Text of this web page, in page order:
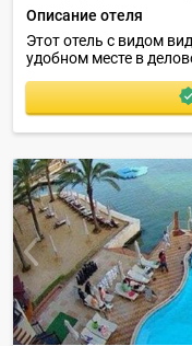
Описание отеля
Этот отель с видом
удобном месте в